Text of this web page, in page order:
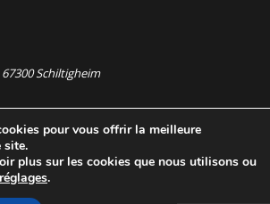
Schiltigheim
au vendredi 9h - 18h
au vendredi 8h - 19h
droits réservés.
Creative Commons Attribution 4.0
pour vous offrir la meilleure
site.
plus sur les cookies que nous utilisons ou
réglages.